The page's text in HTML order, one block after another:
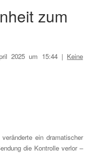
zum
2025 um 15:44| Keine
ein dramatischer
die Kontrolle verlor –